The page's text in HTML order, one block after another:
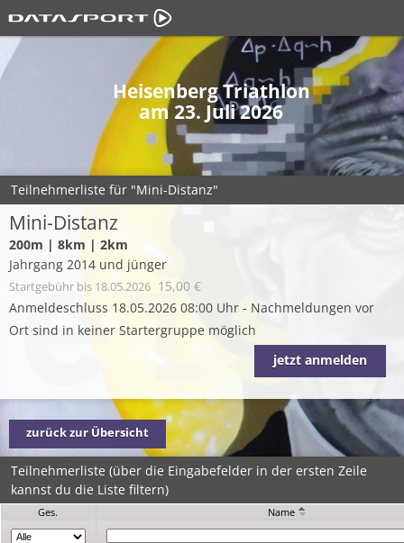
Heisenberg Triathlon
am 23. Juli 2026
Teilnehmerliste für "Mini-Distanz"
Mini-Distanz
200m | 8km | 2km
Jahrgang 2014 und jünger
Startgebühr bis 18.05.2026 15,00 €
Anmeldeschluss 18.05.2026 08:00 Uhr - Nachmeldungen vor
Ort sind in keiner Startergruppe möglich
jetzt anmelden
zurück zur Übersicht
Teilnehmerliste (über die Eingabefelder in der ersten Zeile
kannst du die Liste filtern)
Ges. Name